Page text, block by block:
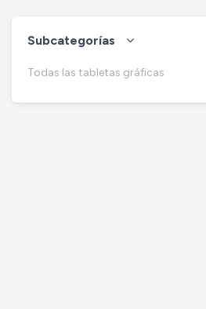
Subcategorías
Todas las tabletas gráficas